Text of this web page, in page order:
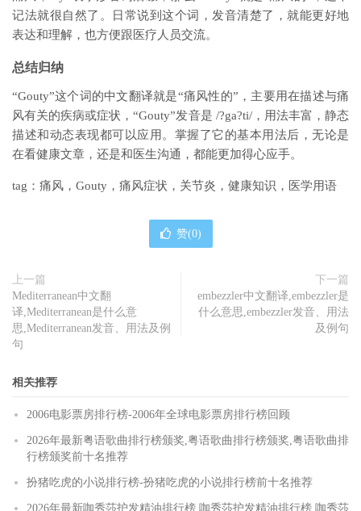
记法就很自然了。日常说到这个词，发音清楚了，就能更好地
表达和理解，也方便跟医疗人员交流。
总结归纳
“Gouty”这个词的中文翻译就是“痛风性的”，主要用在描述与痛
风有关的疾病或症状，“Gouty”发音是 /?ga?ti/，用法丰富，静态
描述和动态表现都可以应用。掌握了它的基本用法后，无论是
在看健康文章，还是和医生沟通，都能更加得心应手。
tag：痛风，Gouty，痛风症状，关节炎，健康知识，医学用语
赞(0)
上一篇
Mediterranean中文翻
译,Mediterranean是什么意
思,Mediterranean发音、用法及例
句
下一篇
embezzler中文翻译,embezzler是
什么意思,embezzler发音、用法
及例句
相关推荐
2006电影票房排行榜-2006年全球电影票房排行榜回顾
2026年最新粤语歌曲排行榜颁奖,粤语歌曲排行榜颁奖,粤语歌曲排
行榜颁奖前十名推荐
扮猪吃虎的小说排行榜-扮猪吃虎的小说排行榜前十名推荐
2026年最新咖秀莎护发精油排行榜,咖秀莎护发精油排行榜,咖秀莎